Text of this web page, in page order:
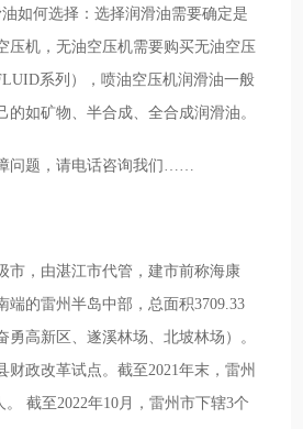
如何选择：选择润滑油需要确定是
压机，无油空压机需要购买无油空压
系列），喷油空压机润滑油一般
的如矿物、半合成、全合成润滑油。
问题，请电话咨询我们……
市，由湛江市代管，建市前称海康
端的雷州半岛中部，总面积3709.33
勇高新区、遂溪林场、北坡林场）。
财政改革试点。截至2021年末，雷州
。 截至2022年10月，雷州市下辖3个